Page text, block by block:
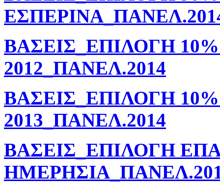
ΒΑΣΕΙΣ_ΕΠΙΛΟΓΗ
2012_ΠΑΝΕΛ.2014
ΒΑΣΕΙΣ_ΕΠΙΛΟΓΗ
2013_ΠΑΝΕΛ.2014
ΒΑΣΕΙΣ_ΕΠΙΛΟΓΗ